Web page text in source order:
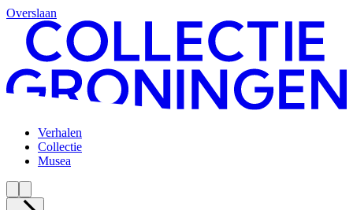
Overslaan
Verhalen
Collectie
Musea